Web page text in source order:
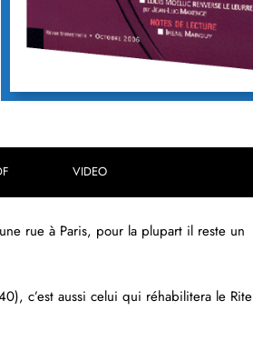
VIDEO
rue à Paris, pour la plupart il reste un
c’est aussi celui qui réhabilitera le Rite